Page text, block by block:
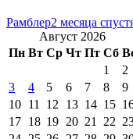
Рамблер2 месяца
Август 2026
Пн Вт Ср Чт Пт Сб
1
2
3
4 5 6 7 8
9
10 11 12 13 14 15
17 18 19 20 21 22